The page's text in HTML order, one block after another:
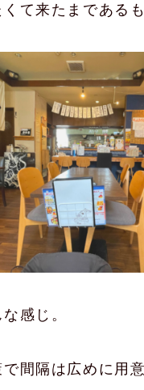
て来たまであるも
感じ。
間隔は広めに用